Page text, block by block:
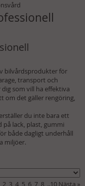
bilvårdsprodukter för
transport och
som vill ha effektiva
om det gäller rengöring,
du inte bara ett
på lack, plast, gummi
både dagligt underhåll
miljöer.
2 3 4 5 6 7 8 ..10 Nästa »